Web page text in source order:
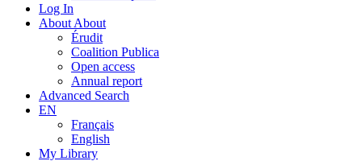
Log In
About About
Érudit
Coalition Publica
Open access
Annual report
Advanced Search
EN
Français
English
My Library